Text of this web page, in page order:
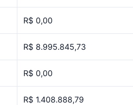
R$ 0,00
R$ 8.995.845,73
R$ 0,00
R$ 1.408.888,79